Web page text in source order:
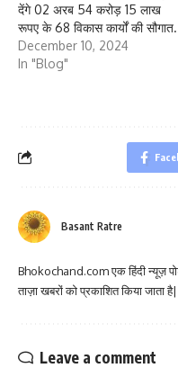
देंगे 02 अरब 54 करोड़ 15 लाख
रूपए के 68 विकास कार्यों की सौगात.
December 10, 2024
In "Blog"
Basant Ratre
Bhokochand.com एक हिंदी न्यूज़
ताज़ा खबरों को प्रकाशित किया जाता है|
Leave a comment